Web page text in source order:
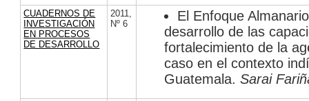
CUADERNOS DE
INVESTIGACIÓN
EN PROCESOS
DE DESARROLLO
2011,
Nº 6
El Enfoque
desarrollo de las
fortalecimiento de la
caso en el contexto
Guatemala.Sarai